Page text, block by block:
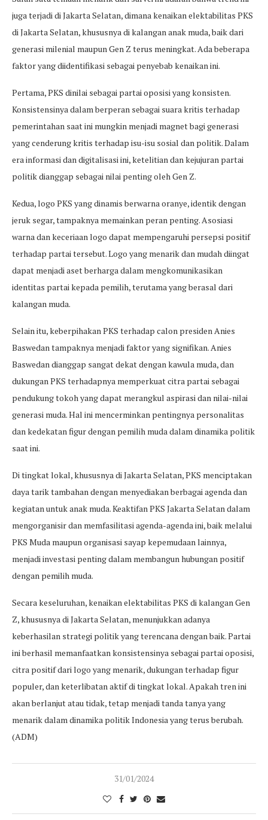
juga terjadi di Jakarta Selatan, dimana kenaikan elektabilitas PKS
di Jakarta Selatan, khususnya di kalangan anak muda, baik dari
generasi milenial maupun Gen Z terus meningkat. Ada beberapa
faktor yang diidentifikasi sebagai penyebab kenaikan ini.
Pertama, PKS dinilai sebagai partai oposisi yang konsisten.
Konsistensinya dalam berperan sebagai suara kritis terhadap
pemerintahan saat ini mungkin menjadi magnet bagi generasi
yang cenderung kritis terhadap isu-isu sosial dan politik. Dalam
era informasi dan digitalisasi ini, ketelitian dan kejujuran partai
politik dianggap sebagai nilai penting oleh Gen Z.
Kedua, logo PKS yang dinamis berwarna oranye, identik dengan
jeruk segar, tampaknya memainkan peran penting. Asosiasi
warna dan keceriaan logo dapat mempengaruhi persepsi positif
terhadap partai tersebut. Logo yang menarik dan mudah diingat
dapat menjadi aset berharga dalam mengkomunikasikan
identitas partai kepada pemilih, terutama yang berasal dari
kalangan muda.
Selain itu, keberpihakan PKS terhadap calon presiden Anies
Baswedan tampaknya menjadi faktor yang signifikan. Anies
Baswedan dianggap sangat dekat dengan kawula muda, dan
dukungan PKS terhadapnya memperkuat citra partai sebagai
pendukung tokoh yang dapat merangkul aspirasi dan nilai-nilai
generasi muda. Hal ini mencerminkan pentingnya personalitas
dan kedekatan figur dengan pemilih muda dalam dinamika politik
saat ini.
Di tingkat lokal, khususnya di Jakarta Selatan, PKS menciptakan
daya tarik tambahan dengan menyediakan berbagai agenda dan
kegiatan untuk anak muda. Keaktifan PKS Jakarta Selatan dalam
mengorganisir dan memfasilitasi agenda-agenda ini, baik melalui
PKS Muda maupun organisasi sayap kepemudaan lainnya,
menjadi investasi penting dalam membangun hubungan positif
dengan pemilih muda.
Secara keseluruhan, kenaikan elektabilitas PKS di kalangan Gen
Z, khususnya di Jakarta Selatan, menunjukkan adanya
keberhasilan strategi politik yang terencana dengan baik. Partai
ini berhasil memanfaatkan konsistensinya sebagai partai oposisi,
citra positif dari logo yang menarik, dukungan terhadap figur
populer, dan keterlibatan aktif di tingkat lokal. Apakah tren ini
akan berlanjut atau tidak, tetap menjadi tanda tanya yang
menarik dalam dinamika politik Indonesia yang terus berubah.
(ADM)
31/01/2024